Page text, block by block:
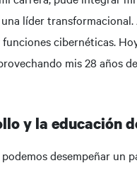
líder
funciones cibernéticas.
mis 28 años
y la educación
desempeñar un